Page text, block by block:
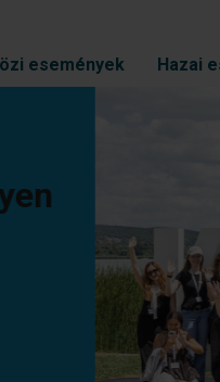
események Hazai
és közös
alkalommal valósult
Egyetemen.